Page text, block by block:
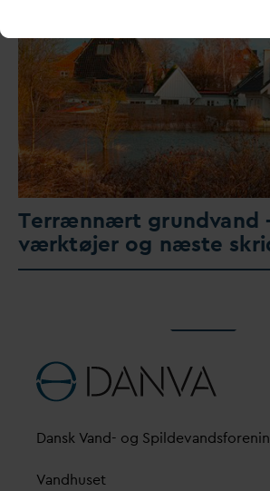
Terrænnært grundvand
værktøjer og næste
Dansk Vand- og Spildev
Vandhuset